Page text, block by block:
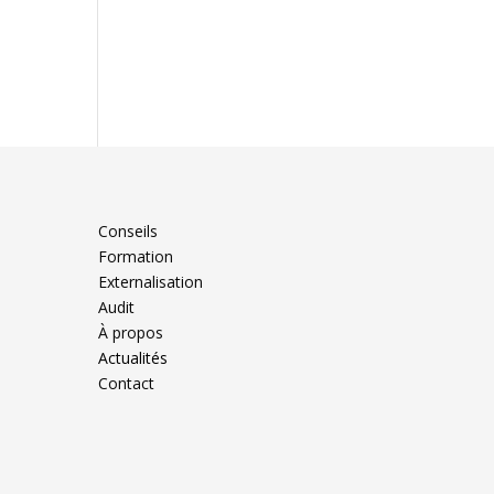
Conseils
Formation
Externalisation
Audit
À propos
Actualités
Contact